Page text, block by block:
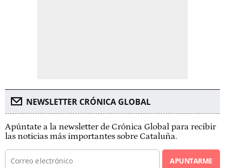
NEWSLETTER CRÓNICA GLOBAL
Apúntate a la newsletter de Crónica Global para recibir
las noticias más importantes sobre Cataluña.
APUNTARME